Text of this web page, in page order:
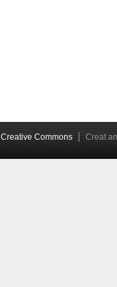
Creative Commons Creat